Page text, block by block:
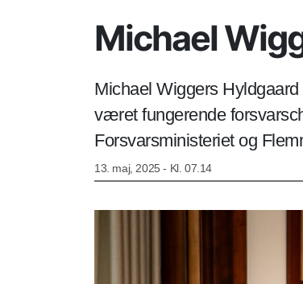
Michael
Michael Wiggers
været fungerende
Forsvarsministeriet og
13. maj, 2025 - Kl. 07.14